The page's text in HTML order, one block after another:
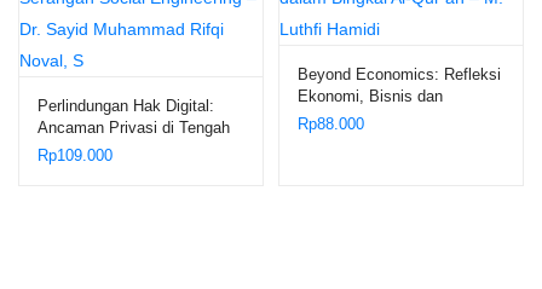
Perlindungan Hak Digital:
Ancaman Privasi di Tengah
Serangan Social Engineering
Rp109.000
Beyond Economics: Refleksi
Ekonomi, Bisnis dan
Keuangan dalam Bingkai Al-
Rp88.000